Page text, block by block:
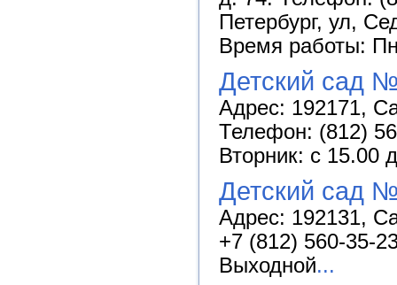
Петербург, ул,
Время работы:
Детский сад
Адрес: 192171,
Телефон: (812)
Вторник: с 15.00
Детский сад
Адрес: 192131,
+7 (812) 560-35-
Выходной...